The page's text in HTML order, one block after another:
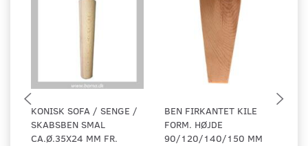
KONISK SOFA / SENGE /
SKABSBEN SMAL
CA.Ø.35X24 MM FR.
BEN FIRKANTET KILE
FORM. HØJDE
90/120/140/150 MM